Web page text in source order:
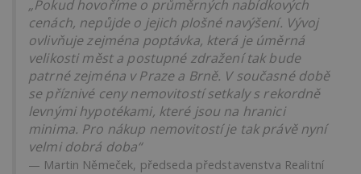
„Pokud hovoříme o průměrných nabídkových
cenách, nepůjde o jejich plošné navýšení. Vývoj
ovlivňuje zejména poptávka, která je úměrná
velikosti měst a postupné zdražení tak bude
patrné zejména v Praze a Brně. V současné době
se příznivé ceny nemovitostí setkaly s rekordně
levnými hypotékami, které jsou na hranici
minima. Pro nákup nemovitostí je tak právě nyní
velmi dobrá doba“
Martin Němeček, předseda představenstva Realitní